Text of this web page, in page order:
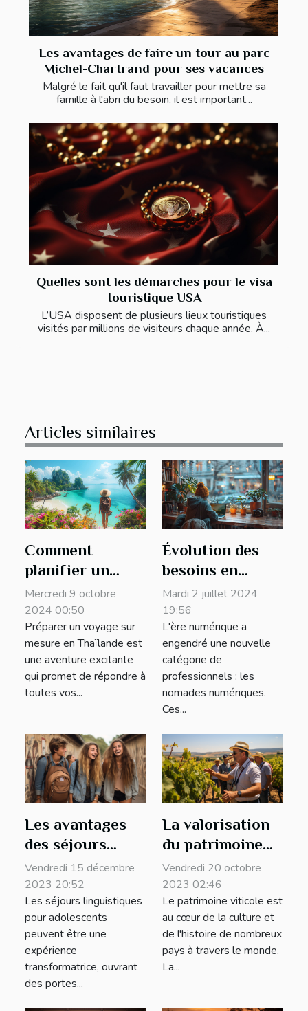
Les avantages de faire un tour au parc
Michel-Chartrand pour ses vacances
Malgré le fait qu'il faut travailler pour mettre sa
famille à l'abri du besoin, il est important...
Quelles sont les démarches pour le visa
touristique USA
L’USA disposent de plusieurs lieux touristiques
visités par millions de visiteurs chaque année. À...
Articles similaires
Comment
planifier un
voyage sur
mesure en
Thaïlande
Mercredi 9 octobre
2024 00:50
Préparer un voyage sur
mesure en Thaïlande est
une aventure excitante
qui promet de répondre à
toutes vos...
Évolution des
besoins en
assurance pour
les nomades
numériques
Mardi 2 juillet 2024
19:56
L'ère numérique a
engendré une nouvelle
catégorie de
professionnels : les
nomades numériques.
Ces...
Les avantages
des séjours
linguistiques
pour les
adolescents
Vendredi 15 décembre
2023 20:52
Les séjours linguistiques
pour adolescents
peuvent être une
expérience
transformatrice, ouvrant
des portes...
La valorisation
du patrimoine
viticole à
travers les
visites de caves
Vendredi 20 octobre
2023 02:46
Le patrimoine viticole est
au cœur de la culture et
de l'histoire de nombreux
pays à travers le monde.
La...